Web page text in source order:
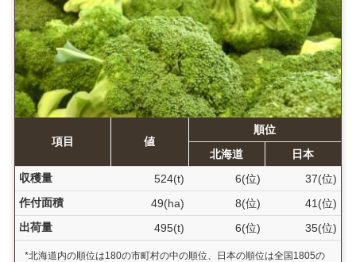
項目 値
順位
北海道
日本
収穫量
524(t) 6(位)
37(位)
作付面積
49(ha) 8(位)
41(位)
出荷量
495(t) 6(位) 35(位)
*北海道内の順位は180の市町村の中の順位、日本の順位は全国1805の